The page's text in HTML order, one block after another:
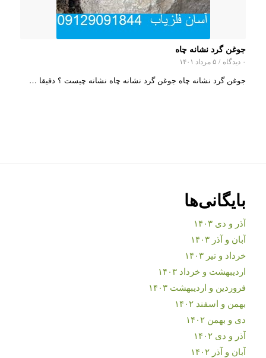
جوغن گرد نشانه چاه
۰ دیدگاه / ۵ مرداد ۱۴۰۱
جوغن گرد نشانه چاه جوغن گرد نشانه چاه نشانه چیست ؟ دقیقا …
بایگانی‌ها
آذر و دی ۱۴۰۳
آبان و آذر ۱۴۰۳
خرداد و تیر ۱۴۰۳
اردیبهشت و خرداد ۱۴۰۳
فروردین و اردیبهشت ۱۴۰۳
بهمن و اسفند ۱۴۰۲
دی و بهمن ۱۴۰۲
آذر و دی ۱۴۰۲
آبان و آذر ۱۴۰۲